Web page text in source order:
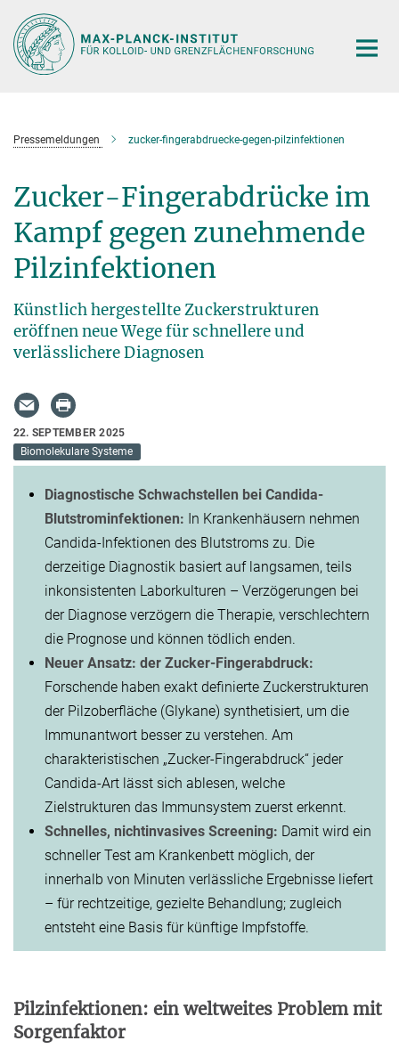
Hauptinhalt
Pressemeldungen zucker-fingerabdruecke-gegen-pilzinfektionen
Zucker-Fingerabdrücke im
Kampf gegen zunehmende
Pilzinfektionen
Künstlich hergestellte Zuckerstrukturen
eröffnen neue Wege für schnellere und
verlässlichere Diagnosen
22. SEPTEMBER 2025
Biomolekulare Systeme
Diagnostische Schwachstellen bei Candida-
Blutstrominfektionen: In Krankenhäusern nehmen
Candida-Infektionen des Blutstroms zu. Die
derzeitige Diagnostik basiert auf langsamen, teils
inkonsistenten Laborkulturen – Verzögerungen bei
der Diagnose verzögern die Therapie, verschlechtern
die Prognose und können tödlich enden.
Neuer Ansatz: der Zucker-Fingerabdruck:
Forschende haben exakt definierte Zuckerstrukturen
der Pilzoberfläche (Glykane) synthetisiert, um die
Immunantwort besser zu verstehen. Am
charakteristischen „Zucker-Fingerabdruck“ jeder
Candida-Art lässt sich ablesen, welche
Zielstrukturen das Immunsystem zuerst erkennt.
Schnelles, nichtinvasives Screening: Damit wird ein
schneller Test am Krankenbett möglich, der
innerhalb von Minuten verlässliche Ergebnisse liefert
– für rechtzeitige, gezielte Behandlung; zugleich
entsteht eine Basis für künftige Impfstoffe.
Pilzinfektionen: ein weltweites Problem mit
Sorgenfaktor